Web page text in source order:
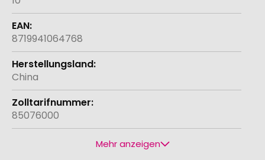
8719941064768
China
85076000
Mehr anzeigen